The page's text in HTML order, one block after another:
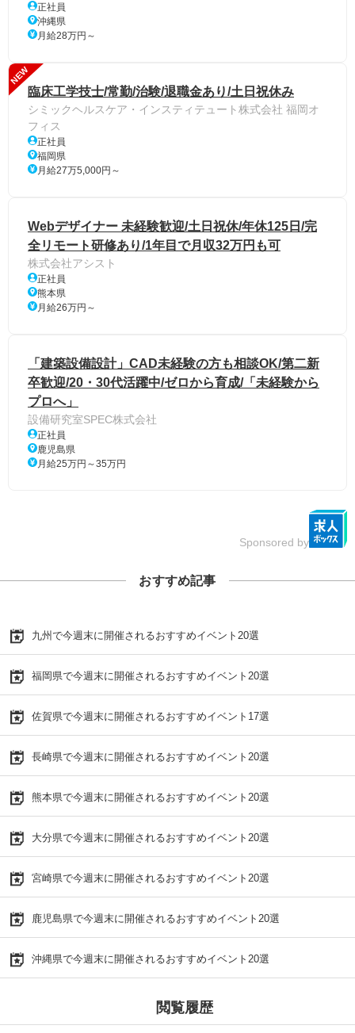
正社員
沖縄県
月給28万円～
NEW
臨床工学技士/常勤/治験/退職金あり/土日祝休み
シミックヘルスケア・インスティテュート株式会社 福岡オ
フィス
正社員
福岡県
月給27万5,000円～
Webデザイナー 未経験歓迎/土日祝休/年休125日/完
全リモート研修あり/1年目で月収32万円も可
株式会社アシスト
正社員
熊本県
月給26万円～
「建築設備設計」CAD未経験の方も相談OK/第二新
卒歓迎/20・30代活躍中/ゼロから育成/「未経験から
プロへ」
設備研究室SPEC株式会社
正社員
鹿児島県
月給25万円～35万円
Sponsored by
おすすめ記事
九州で今週末に開催されるおすすめイベント20選
福岡県で今週末に開催されるおすすめイベント20選
佐賀県で今週末に開催されるおすすめイベント17選
長崎県で今週末に開催されるおすすめイベント20選
熊本県で今週末に開催されるおすすめイベント20選
大分県で今週末に開催されるおすすめイベント20選
宮崎県で今週末に開催されるおすすめイベント20選
鹿児島県で今週末に開催されるおすすめイベント20選
沖縄県で今週末に開催されるおすすめイベント20選
閲覧履歴